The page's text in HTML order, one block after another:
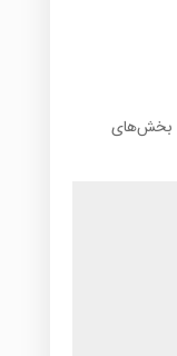
بخش‌های